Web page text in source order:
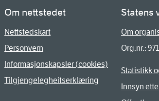
Om nettstedet
Nettstedskart
Personvern
Informasjonskapsler (cookies)
Tilgjengelegheitserklæring
Statens
Om
Org.nr.:
Statistikk
Innsyn